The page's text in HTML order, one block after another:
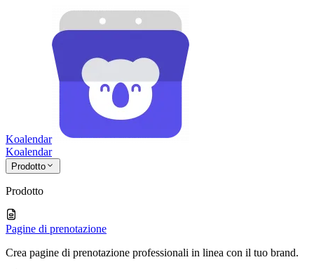
Koalendar
Koalendar
Prodotto
Prodotto
Pagine di prenotazione
Crea pagine di prenotazione professionali in linea con il tuo brand.